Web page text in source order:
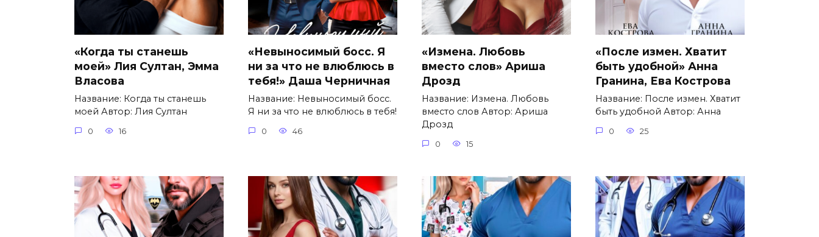
«Когда ты станешь
моей» Лия Султан, Эмма
Власова
Название: Когда ты станешь
моей Автор: Лия Султан
0 16
«Невыносимый босс. Я
ни за что не влюблюсь в
тебя!» Даша Черничная
Название: Невыносимый босс.
Я ни за что не влюблюсь в тебя!
0 46
«Измена. Любовь
вместо слов» Ариша
Дрозд
Название: Измена. Любовь
вместо слов Автор: Ариша
Дрозд
0 15
«После измен. Хватит
быть удобной» Анна
Гранина, Ева Кострова
Название: После измен. Хватит
быть удобной Автор: Анна
0 25